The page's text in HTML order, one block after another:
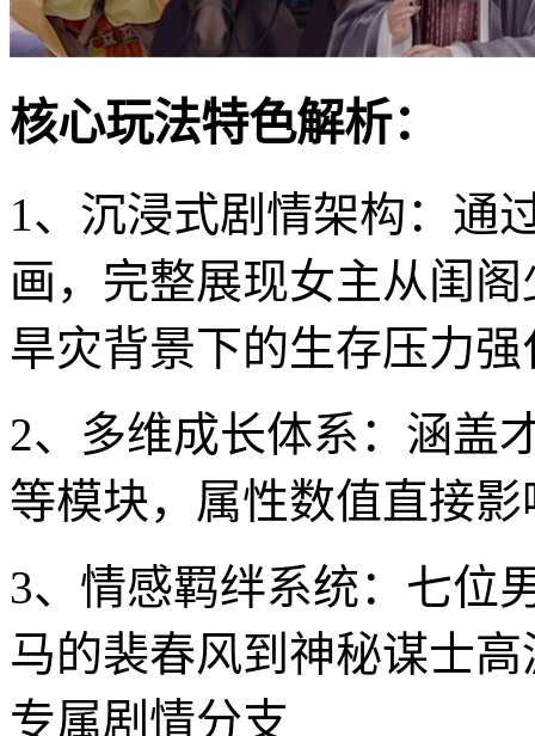
核心玩法特色解析：
1、沉浸式剧情架构：通
画，完整展现女主从闺
旱灾背景下的生存压力
2、多维成长体系：涵盖
等模块，属性数值直接
3、情感羁绊系统：七位
马的裴春风到神秘谋士
专属剧情分支